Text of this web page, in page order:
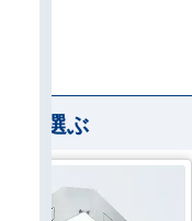
を選ぶ